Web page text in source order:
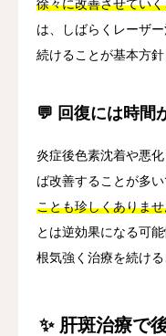
徐々に改善させてい
は、しばらくレーザ
続けることが基本方針
💬 回復には時間
炎症後色素沈着や悪
ば改善することが多い
ことも珍しくありま
とは逆効果になる可
根気強く治療を続ける
✨ 肝斑治療で